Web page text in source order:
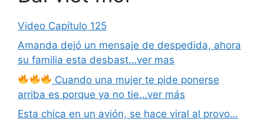
Video Capítulo 125
Amanda dejó un mensaje de despedida, ahora
su familia esta desbast…ver mas
Cuando una mujer te pide ponerse
arriba es porque ya no tie…ver más
Esta chica en un avión, se hace viral al provo…